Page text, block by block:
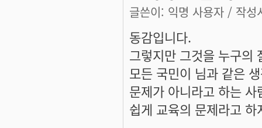
글쓴이: 익명 사용자 / 작성
동감입니다.
그렇지만 그것을 누구의
모든 국민이 님과 같은
문제가 아니라고 하는
쉽게 교육의 문제라고